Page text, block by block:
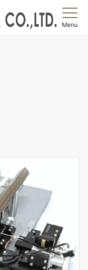
Menu